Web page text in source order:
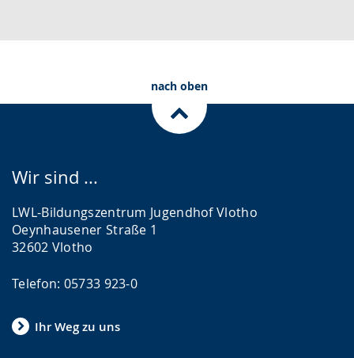
.
p
w
i
r
d
g
nach oben
Wir sind ...
LWL-Bildungszentrum Jugendhof Vlotho
Oeynhausener Straße 1
32602 Vlotho
Telefon: 05733 923-0
Ihr Weg zu uns